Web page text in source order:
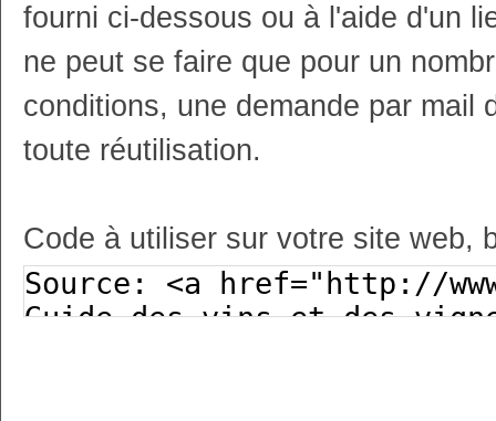
fourni ci-dessous ou à l'aide d'un
ne peut se faire que pour un
conditions, une demande par mail
toute réutilisation.
Code à utiliser sur votre site web,